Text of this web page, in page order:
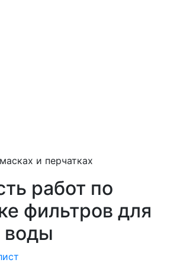
и перчатках
работ по
фильтров для
воды